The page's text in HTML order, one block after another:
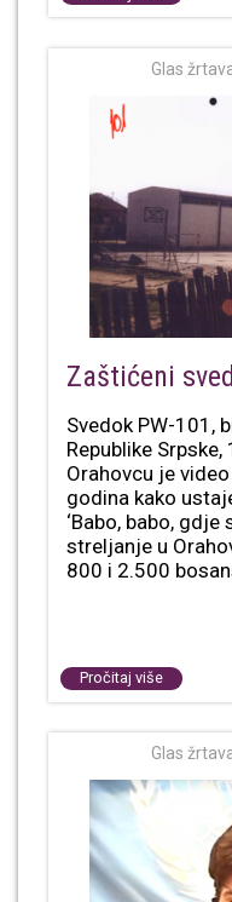
Glas
Zaštićeni
Svedok PW-101,
Republike
Orahovcu je
godina kako
‘Babo, babo, gdje
streljanje u
800 i 2.500
Pročitaj više
Glas